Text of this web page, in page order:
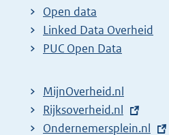
t
e
r
l
i
Open data
Linked Data Overheid
PUC Open Data
MijnOverheid.nl
E
x
Rijksoverheid.nl
E
Ondernemersplein.nl